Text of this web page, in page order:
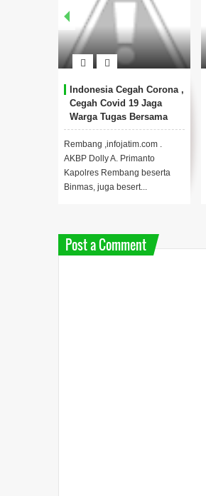
Indonesia Cegah Corona ,
Cegah Covid 19 Jaga
Warga Tugas Bersama
Rembang ,infojatim.com .
AKBP Dolly A. Primanto
Kapolres Rembang beserta
Binmas, juga besert...
Post a Comment